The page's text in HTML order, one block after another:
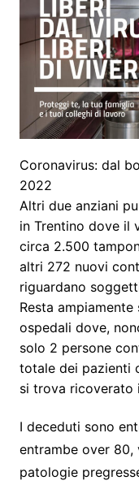
Coronavirus: dal
2022
Altri due anziani
in Trentino dove il
circa 2.500
altri 272 nuovi
riguardano
Resta
ospedali dove,
solo 2 persone
totale dei pazienti
si trova ricoverato
I deceduti sono
entrambe over
patologie